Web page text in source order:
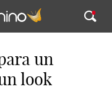
un
look